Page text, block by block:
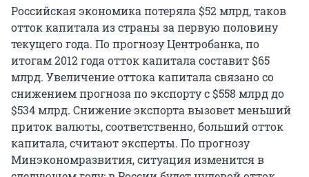
Российская экономика потеряла $52 млрд, таков
отток капитала из страны за первую половину
текущего года. По прогнозу Центробанка, по
итогам 2012 года отток капитала составит $65
млрд. Увеличение оттока капитала связано со
снижением прогноза по экспорту с $558 млрд до
$534 млрд. Снижение экспорта вызовет меньший
приток валюты, соответственно, больший отток
капитала, считают эксперты. По прогнозу
Минэкономразвития, ситуация изменится в